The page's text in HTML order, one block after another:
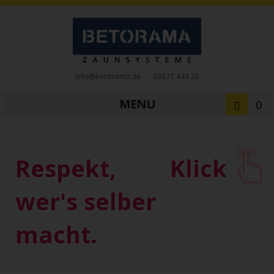
MENU 0
Schiebetore Drehtore Zaunfelder
Antriebe
Referenzen
Downloads Zubehör
Tore
ALUMINIUM
Klick
Respekt,
wer's selber
macht.